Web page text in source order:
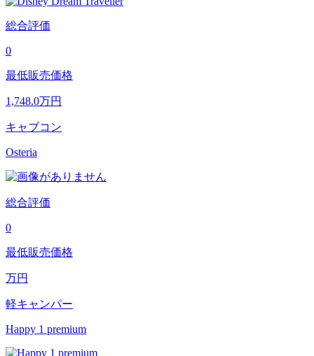
総合評価
0
最低販売価格
1,748.0万円
キャブコン
Osteria
総合評価
0
最低販売価格
万円
軽キャンパー
Happy 1 premium